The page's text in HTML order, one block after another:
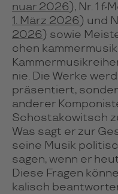
nuar 2026 ), Nr. 1 f-
1. März 2026 ) und
2026 ) sowie
chen
nie. Die Werke
prä­sen­tiert,
ande­rer
Schos­ta­ko­witsch
Was sagt er zur
seine Musik
sagen, wenn er
Diese Fra­gen
ka­lisch